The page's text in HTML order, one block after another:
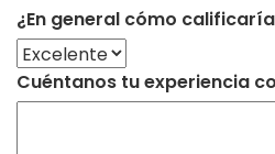
¿En general cómo
Cuéntanos tu experiencia